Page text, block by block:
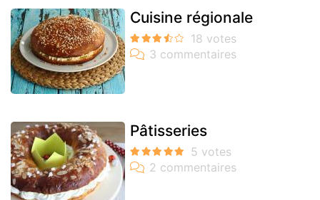
Cuisine régionale
Pâtisseries